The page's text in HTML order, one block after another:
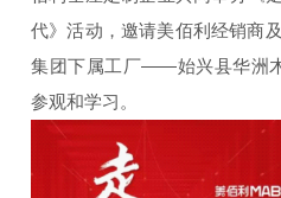
代》活动，邀请美佰利经销商
集团下属工厂——始兴县华洲
参观和学习。